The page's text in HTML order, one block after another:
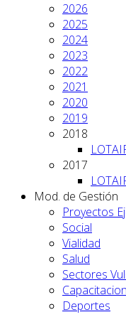
2026
2025
2024
2023
2022
2021
2020
2019
2018
2017
Mod. de Gestión
Proyectos
Social
Vialidad
Salud
Sectores
Deportes